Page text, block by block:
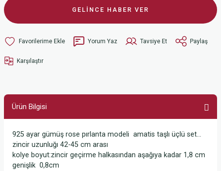
GELİNCE HABER VER
Yorum Yaz Tavsiye Et Paylaş
Karşılaştır
Ürün Bilgisi
925 ayar gümüş rose pırlanta modeli amatis taşlı üçlü set...
zincir uzunluğı 42-45 cm arası
kolye boyut:zincir geçirme halkasından aşağıya kadar 1,8 cm
genişlik 0,8cm